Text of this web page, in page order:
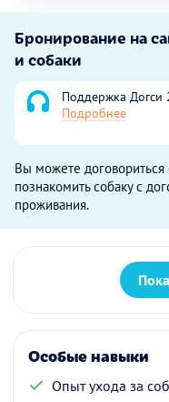
Бронирование на
и собаки
Поддержка Догси
Подробнее
Вы можете договориться
познакомить собаку с
проживания.
Особые навыки
Опыт ухода за